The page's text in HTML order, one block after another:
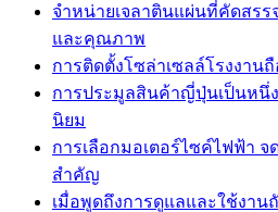
จำหน่ายเจลาตินแผ่นที่คัดสรร
และคุณภาพ
การติดตั้งโซล่าเซลล์โรงงาน
การประมูลสินค้าญี่ปุ่นเป็นหนึ่
นิยม
การเลือกมอเตอร์ไซค์ไฟฟ้า
สำคัญ
เมื่อพูดถึงการดูแลและใช้งาน